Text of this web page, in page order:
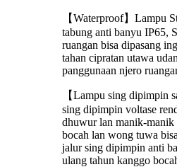
【Waterproof】Lampu
tabung anti banyu IP65,
ruangan bisa dipasang
tahan cipratan utawa
panggunaan njero
【Lampu sing dipimpin
sing dipimpin voltase
dhuwur lan manik-
bocah lan wong tuwa
jalur sing dipimpin anti
ulang tahun kanggo